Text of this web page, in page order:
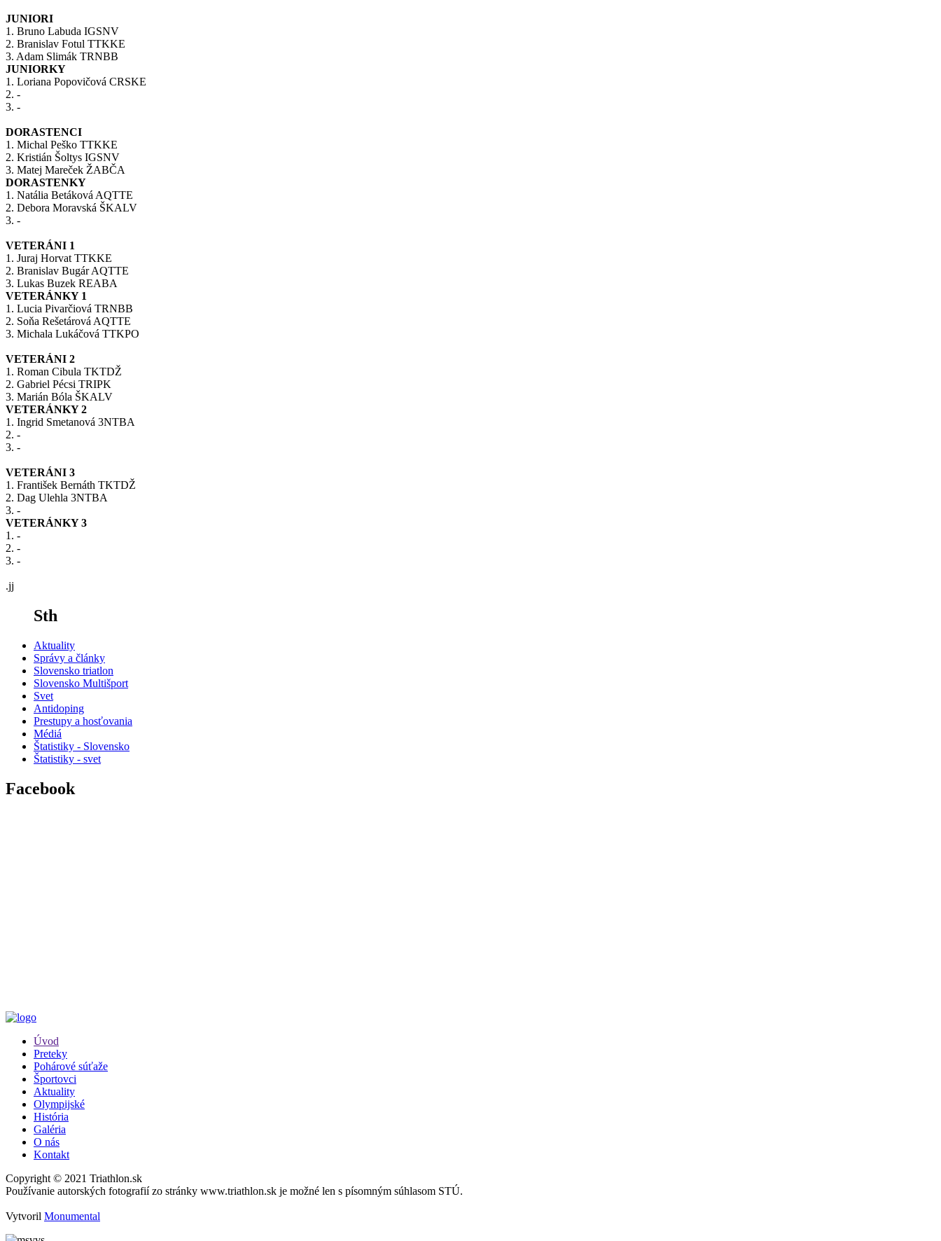
JUNIORI
1. Bruno Labuda IGSNV
2. Branislav Fotul TTKKE
3. Adam Slimák TRNBB
JUNIORKY
1. Loriana Popovičová CRSKE
2. -
​3. -
DORASTENCI
1. Michal Peško TTKKE
2. Kristián Šoltys IGSNV
3. Matej Mareček ŽABČA
DORASTENKY
1. Natália Betáková AQTTE
2. Debora Moravská ŠKALV
​3. -
VETERÁNI 1
1. Juraj Horvat TTKKE
2. Branislav Bugár AQTTE
3. Lukas Buzek REABA
VETERÁNKY 1
1. Lucia Pivarčiová TRNBB
2. Soňa Rešetárová AQTTE
​3. Michala Lukáčová TTKPO
VETERÁNI 2
1. Roman Cibula TKTDŽ
2. Gabriel Pécsi TRIPK
3. Marián Bóla ŠKALV
VETERÁNKY 2
1. Ingrid Smetanová 3NTBA
2. -
​3. -
VETERÁNI 3
1. František Bernáth TKTDŽ
2. Dag Ulehla 3NTBA
3. -
VETERÁNKY 3
1. -
2. -
​3. -
.jj
Sth
Aktuality
Správy a články
Slovensko triatlon
Slovensko Multišport
Svet
Antidoping
Prestupy a hosťovania
Médiá
Štatistiky - Slovensko
Štatistiky - svet
Facebook
Úvod
Preteky
Pohárové súťaže
Športovci
Aktuality
Olympijské
História
Galéria
O nás
Kontakt
Copyright © 2021 Triathlon.sk
Používanie autorských fotografií zo stránky www.triathlon.sk je možné len s písomným súhlasom STÚ.
Vytvoril Monumental